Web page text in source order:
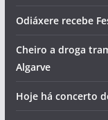
Odiáxere recebe
Cheiro a droga
Algarve
Hoje há concerto